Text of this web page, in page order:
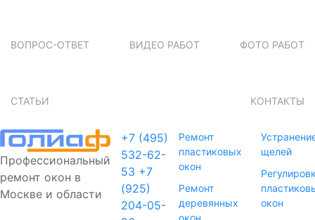
ВОПРОС-ОТВЕТ ВИДЕО РАБОТ ФОТО РАБОТ
СТАТЬИ КОНТАКТЫ
Профессиональный
ремонт окон в
Москве и области
+7 (495)
532-62-
53 +7
(925)
204-05-
Ремонт
пластиковых
окон
Ремонт
деревянных
окон
щелей
окон